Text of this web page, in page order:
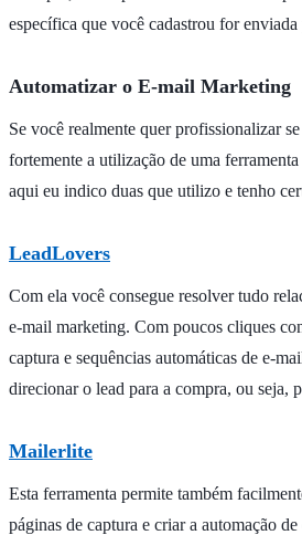
específica que você cadastrou for enviada
Automatizar o E-mail Marketing
Se você realmente quer profissionalizar
fortemente a utilização de uma
aqui eu indico duas que utilizo e tenho
LeadLovers
Com ela você consegue resolver tudo
e-mail marketing. Com poucos cliques
captura e sequências automáticas de e-
direcionar o lead para a compra, ou seja,
Mailerlite
Esta ferramenta permite também
páginas de captura e criar a automação